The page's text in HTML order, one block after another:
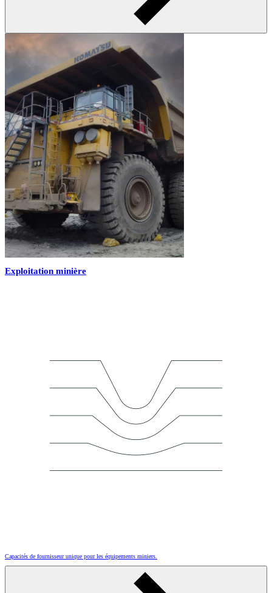
Exploitation minière
Capacités de fournisseur unique pour les équipements miniers.